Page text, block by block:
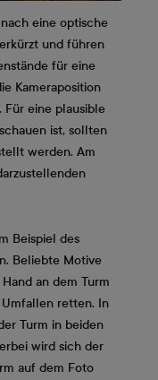
eine optische
und führen
für eine
Kameraposition
Für eine plausible
ist, sollten
werden. Am
Beispiel des
Beliebte Motive
an dem Turm
retten. In
Turm in beiden
wird sich der
auf dem Foto